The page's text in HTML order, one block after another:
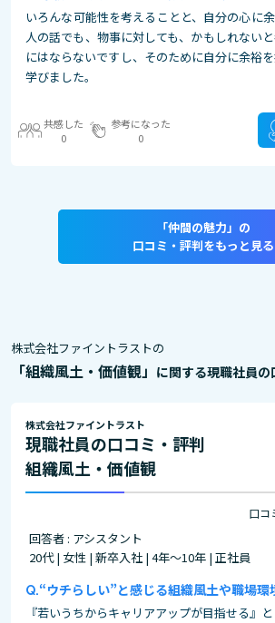
いろんな可能性を考えることと、自分の心に余
人の話でも、物事に対しても、かもしれない
にはならないですし、そのために自分に余裕
学びました。
共感した
0
参考になった
0
「仲間の魅力」の
口コミ・評判をもっと見る
株式会社ファイントラストの
「組織風土・価値観」 に関する現職社員の
株式会社ファイントラスト
現職社員の口コミ・評判
組織風土・価値観
口コ
回答者 : アシスタント
20代 | 女性 | 新卒入社 | 4年～10年 | 正社員
“ウチらしい”と感じる組織風土や職場環
『若いうちからキャリアアップが目指せる』と